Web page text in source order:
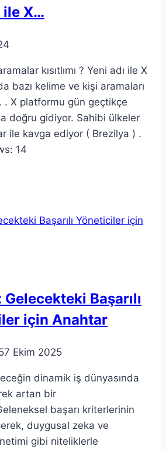
ile X…
kısıtlımı ? Yeni adı ile X
bazı kelime ve kişi aramaları
. X platformu gün geçtikçe
doğru gidiyor. Sahibi ülkeler
ile kavga ediyor ( Brezilya ) .
14
Başarılı
için Anahtar
7 Ekim 2025
dinamik iş dünyasında
artan bir
başarı kriterlerinin
duygusal zeka ve
gibi niteliklerle